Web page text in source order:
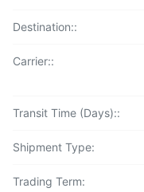
Destination::
Carrier::
Transit Time (Days)::
Shipment Type:
Trading Term: